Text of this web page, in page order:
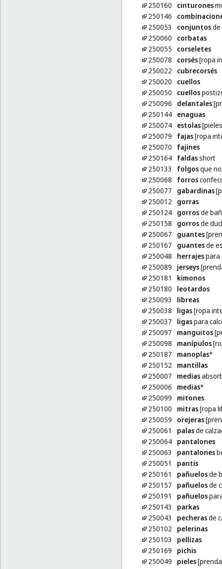
250160
cinturones
250146
250053
conjuntosde
250060
corbatas
250055
corseletes
250078
corsés[ropa
250022
cubrecorsés
250020
cuellos
250050
cuellos
250096
delantales
250144 enaguas
250074 estolas
250079
fajas[ropa
250070
fajines
250164 faldasshort
250133
folgosque
250068
forros
250077
gabardinas
250012
gorras
250124 gorrosde
250158
gorrosde
250067
guantes
250167
guantesde
250048
herrajespara
250089
jerseys
250181
kimonos
250180
leotardos
250093
libreas
250038
ligas[ropa
250037
ligaspara
250097
manguitos
250098
manípulos
250187
manoplas*
250152
mantillas
250007
medias
250006
medias*
250099
mitones
250100
mitras[ropa
250059
orejeras
250061
palasde
250064 pantalones
250063
pantalones
250051
pantis
250161
pañuelosde
250157
pañuelosde
250191
pañuelos
250143
parkas
250043
pecherasde
250102
pelerinas
250103
pellizas
250169
pichis
250049
pieles